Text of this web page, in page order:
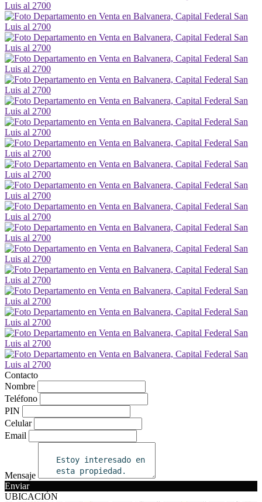
Contacto
Nombre
Teléfono
PIN
Celular
Email
Mensaje
Enviar
UBICACIÓN